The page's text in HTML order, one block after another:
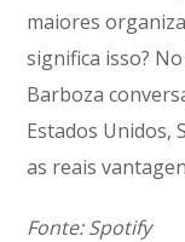
maiores
significa isso?
Barboza
Estados Unidos,
as reais
Fonte: Spotify